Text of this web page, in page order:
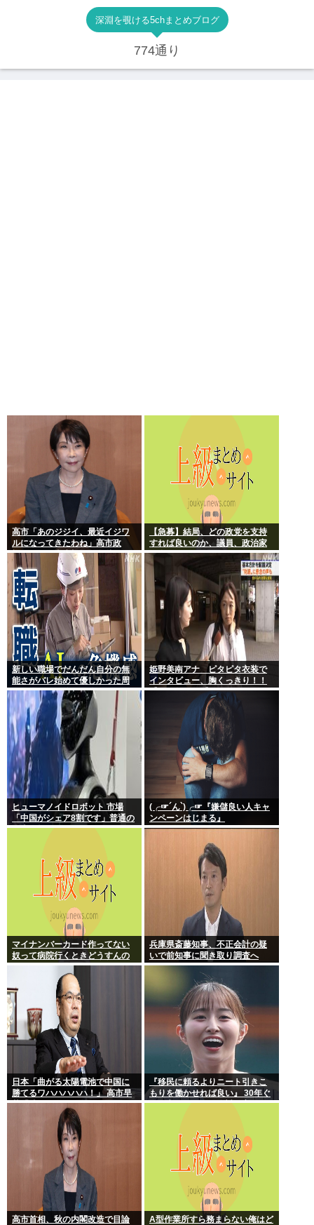
深淵を覗ける5chまとめブログ
774通り
高市「あのジジイ、最近イジワ
ルになってきたわね」高市政
権、ついに麻生切り！嫌儲はど
っちにつくの
【急募】結局、どの政党を支持
すれば良いのか、議員、政治家
は全員悪か
新しい職場でだんだん自分の無
能さがバレ始めて優しかった周
りの人たちが徐々に冷たくなっ
ていく時ってゾクゾクするよな
姫野美南アナ ピタピタ衣装で
インタビュー、胸くっきり！！
【GIF動画あり】
ヒューマノイドロボット 市場
「中国がシェア8割です」普通の
日本人怒りのフェイクニュース
(╭☞´ん`)╭☞『嫌儲良い人キャ
ンペーンはじまる』
マイナンバーカード作ってない
奴って病院行くときどうすんの
兵庫県斎藤知事、不正会計の疑
いで前知事に聞き取り調査へ
日本「曲がる太陽電池で中国に
勝てるワハハハハハ！」 高市早
苗「勝てる！ ガハハハハハ
『移民に頼るよりニート引きこ
もりを働かせれば良い』 30年ぐ
らい言ってるけど絶対に実現し
高市首相、秋の内閣改造で目論
A型作業所すら務まらない俺はど